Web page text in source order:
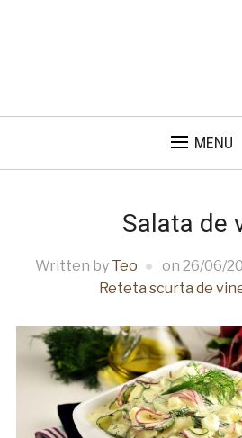
MENU
Salata de
Written by Teo on 26/06/
Reteta scurta de